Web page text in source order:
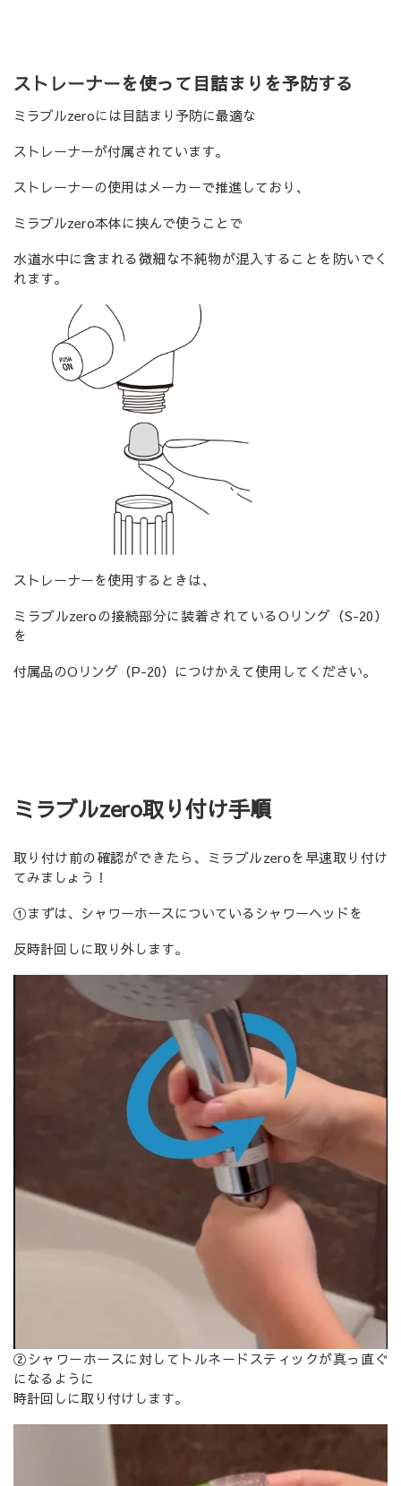
ストレーナーを使って目詰まりを予防する
ミラブルzeroには目詰まり予防に最適な
ストレーナーが付属されています。
ストレーナーの使用はメーカーで推進しており、
ミラブルzero本体に挟んで使うことで
水道水中に含まれる微細な不純物が混入することを防いでく
れます。
ストレーナーを使用するときは、
ミラブルzeroの接続部分に装着されているOリング（S-20）
を
付属品のOリング（P-20）につけかえて使用してください。
ミラブルzero取り付け手順
取り付け前の確認ができたら、ミラブルzeroを早速取り付け
てみましょう！
①まずは、シャワーホースについているシャワーヘッドを
反時計回しに取り外します。
②シャワーホースに対してトルネードスティックが真っ直ぐ
になるように
時計回しに取り付けします。